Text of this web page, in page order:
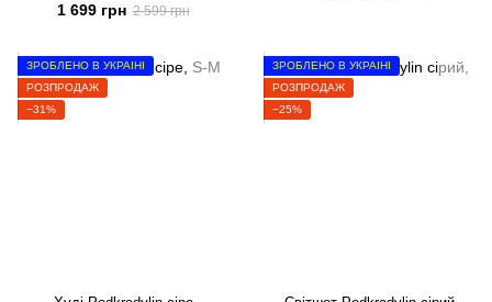
1 699 грн 2 599 грн
ЗРОБЛЕНО В УКРАЇНІ
РОЗПРОДАЖ
−31%
ЗРОБЛЕНО В УКРАЇНІ
РОЗПРОДАЖ
−25%